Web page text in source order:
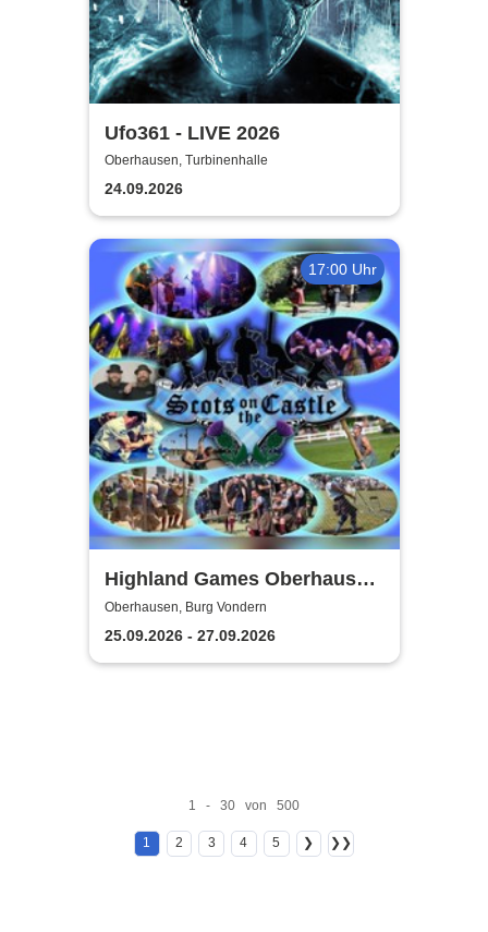
Ufo361 - LIVE 2026
Oberhausen, Turbinenhalle
24.09.2026
17:00 Uhr
Highland Games Oberhausen
& Scottish Festival
Oberhausen, Burg Vondern
25.09.2026 - 27.09.2026
1 - 30 von 500
1 2 3 4 5 ❯ ❯❯